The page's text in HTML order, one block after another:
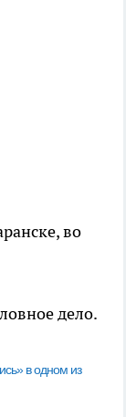
во
дело.
в одном из